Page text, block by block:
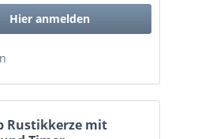
Hier anmelden
Rustikkerze mit